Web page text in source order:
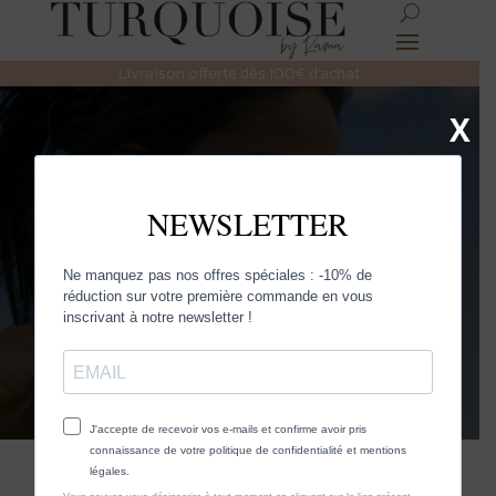
Livraison offerte dès 100€ d’achat
SIGAL
Découvrez la sélection Turquoise et
faites rayonner la femme qui est en
X